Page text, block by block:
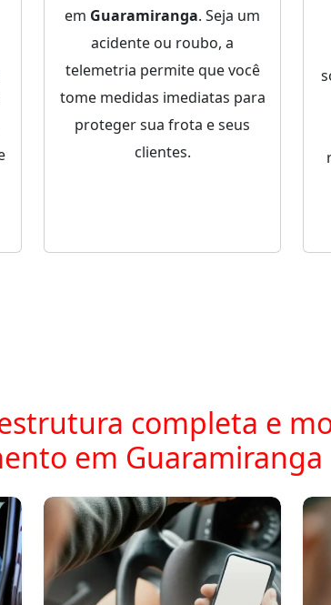
em Guaramiranga. Seja um
acidente ou roubo, a
telemetria permite que você
tome medidas imediatas para
proteger sua frota e seus
clientes.
completa e
em Guaramiranga